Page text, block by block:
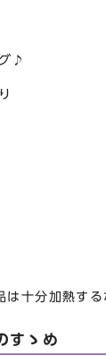
♪
十分加熱する
すゝめ